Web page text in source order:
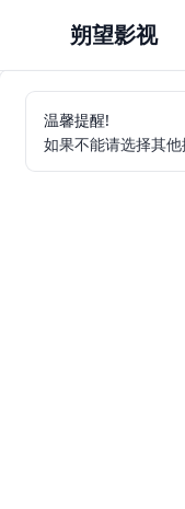
朔望影视
温馨提醒!
如果不能请选择其